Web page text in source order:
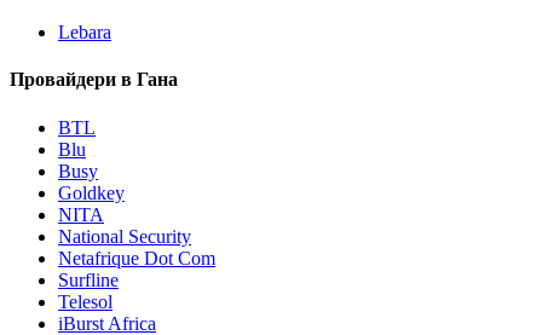
Lebara
Провайдери в Гана
BTL
Blu
Busy
Goldkey
NITA
National Security
Netafrique Dot Com
Surfline
Telesol
iBurst Africa